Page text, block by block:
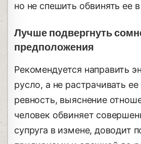
но не спешить обвинять ее
Лучше подвергнуть
предположения
Рекомендуется направить
русло, а не растрачивать
ревность, выяснение
человек обвиняет
супруга в измене, доводит